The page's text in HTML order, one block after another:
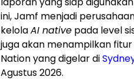
ini, Jamf menjadi
kelolaAI native pada level
juga akan menampilkan
Nation yang digelar di
Agustus 2026.